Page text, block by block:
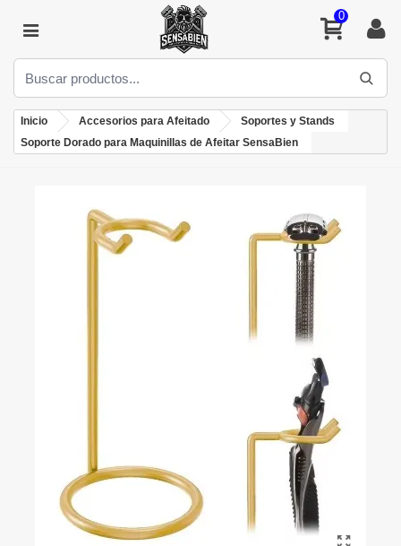
0
Inicio Accesorios para Afeitado
Soportes y Stands
Soporte Dorado para Maquinillas de Afeitar SensaBien